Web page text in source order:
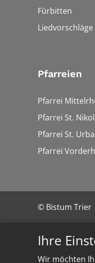
Ihre
Wir möchten
Fürbitten
Liedvorschläge
Pfarreien
Pfarrei
Pfarrei St.
Pfarrei St.
Pfarrei
© Bistum Trier